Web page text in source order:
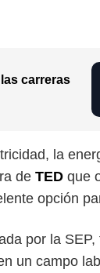
carreras
la
de TED que
opción
por la
un campo